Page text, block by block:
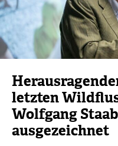
letzten
Wolfgang
ausgezeichnet